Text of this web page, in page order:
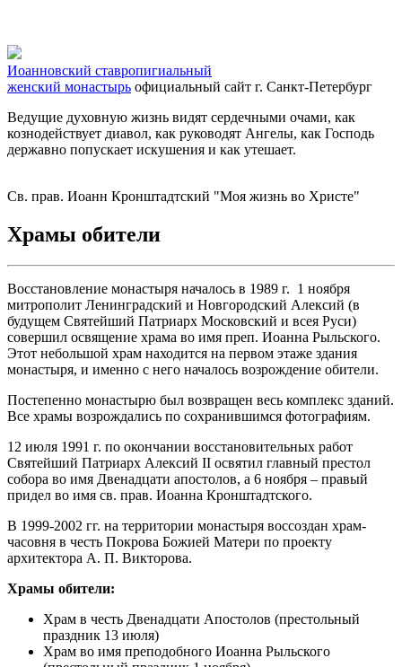
Иоанновский ставропигиальный
женский монастырь официальный сайт г. Санкт-Петербург
Ведущие духовную жизнь видят сердечными очами, как
кознодействует диавол, как руководят Ангелы, как Господь
державно попускает искушения и как утешает.
Св. прав. Иоанн Кронштадтский "Моя жизнь во Христе"
Храмы обители
Восстановление монастыря началось в 1989 г. 1 ноября
митрополит Ленинградский и Новгородский Алексий (в
будущем Святейший Патриарх Московский и всея Руси)
совершил освящение храма во имя преп. Иоанна Рыльского.
Этот небольшой храм находится на первом этаже здания
монастыря, и именно с него началось возрождение обители.
Постепенно монастырю был возвращен весь комплекс зданий.
Все храмы возрождались по сохранившимся фотографиям.
12 июля 1991 г. по окончании восстановительных работ
Святейший Патриарх Алексий II освятил главный престол
собора во имя Двенадцати апостолов, а 6 ноября – правый
придел во имя св. прав. Иоанна Кронштадтского.
В 1999-2002 гг. на территории монастыря воссоздан храм-
часовня в честь Покрова Божией Матери по проекту
архитектора А. П. Викторова.
Храмы обители:
Храм в честь Двенадцати Апостолов (престольный
праздник 13 июля)
Храм во имя преподобного Иоанна Рыльского